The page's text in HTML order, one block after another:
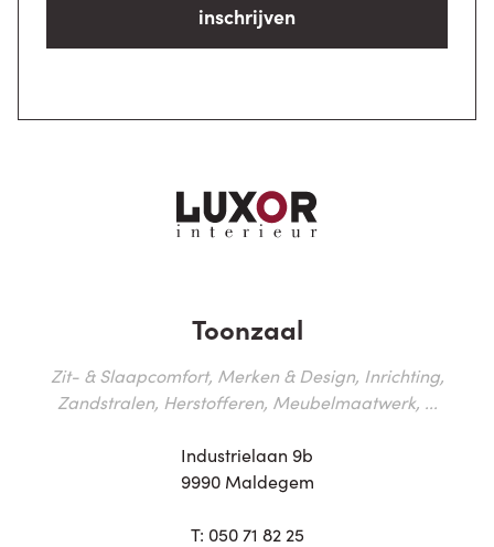
inschrijven
Toonzaal
Zit- & Slaapcomfort, Merken & Design, Inrichting,
Zandstralen, Herstofferen, Meubelmaatwerk, ...
Industrielaan 9b
9990 Maldegem
T: 050 71 82 25